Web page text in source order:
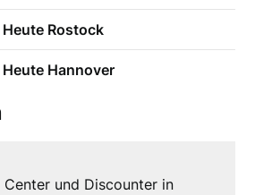
Rostock
Hannover
und Discounter in